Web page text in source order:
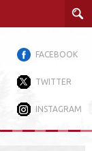
FACEBOOK
TWITTER
INSTAGRAM